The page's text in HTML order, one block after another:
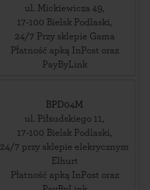
ul. Mickiewicza 49,
17-100 Bielsk Podlaski,
24/7 Przy sklepie Gama
Płatność apką InPost oraz
PayByLink
BPD04M
ul. Piłsudskiego 11,
17-100 Bielsk Podlaski,
24/7 przy sklepie elekrycznym
Elhurt
Płatność apką InPost oraz